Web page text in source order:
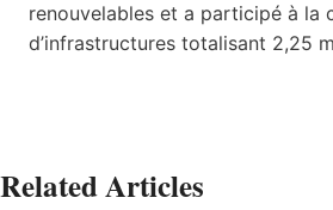
renouvelables et a participé à la
d’infrastructures totalisant 2,25
Related Articles